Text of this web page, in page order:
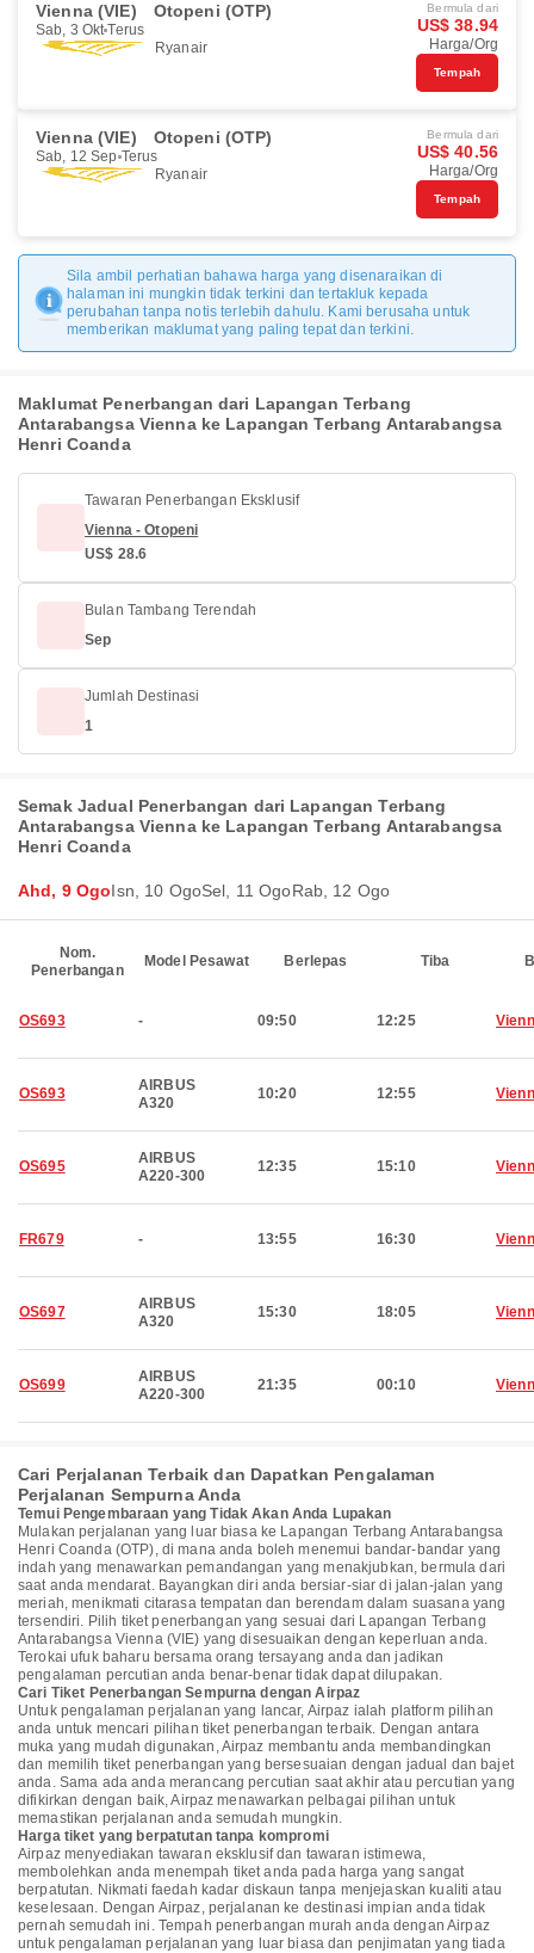
Vienna (VIE) Otopeni (OTP)
Sab, 3 Okt Terus
Ryanair
Bermula dari
US$ 38.94
Harga/Org
Tempah
Vienna (VIE) Otopeni (OTP)
Sab, 12 Sep Terus
Ryanair
Bermula dari
US$ 40.56
Harga/Org
Tempah
Sila ambil perhatian bahawa harga yang disenaraikan di
halaman ini mungkin tidak terkini dan tertakluk kepada
perubahan tanpa notis terlebih dahulu. Kami berusaha untuk
memberikan maklumat yang paling tepat dan terkini.
Maklumat Penerbangan dari Lapangan Terbang
Antarabangsa Vienna ke Lapangan Terbang Antarabangsa
Henri Coanda
Tawaran Penerbangan Eksklusif
Vienna - Otopeni
US$ 28.6
Bulan Tambang Terendah
Sep
Jumlah Destinasi
1
Semak Jadual Penerbangan dari Lapangan Terbang
Antarabangsa Vienna ke Lapangan Terbang Antarabangsa
Henri Coanda
Ahd, 9 OgoIsn, 10 OgoSel, 11 OgoRab, 12 Ogo
Nom.
Penerbangan
Model Pesawat Berlepas Tiba
OS693 - 09:50 12:25
OS693
AIRBUS
A320
10:20 12:55
OS695
AIRBUS
A220-300
12:35 15:10
FR679 - 13:55 16:30
OS697
AIRBUS
A320
15:30 18:05
OS699
AIRBUS
A220-300
21:35 00:10
Cari Perjalanan Terbaik dan Dapatkan Pengalaman
Perjalanan Sempurna Anda
Temui Pengembaraan yang Tidak Akan Anda Lupakan
Mulakan perjalanan yang luar biasa ke Lapangan Terbang Antarabangsa
Henri Coanda (OTP), di mana anda boleh menemui bandar-bandar yang
indah yang menawarkan pemandangan yang menakjubkan, bermula dari
saat anda mendarat. Bayangkan diri anda bersiar-siar di jalan-jalan yang
meriah, menikmati citarasa tempatan dan berendam dalam suasana yang
tersendiri. Pilih tiket penerbangan yang sesuai dari Lapangan Terbang
Antarabangsa Vienna (VIE) yang disesuaikan dengan keperluan anda.
Terokai ufuk baharu bersama orang tersayang anda dan jadikan
pengalaman percutian anda benar-benar tidak dapat dilupakan.
Cari Tiket Penerbangan Sempurna dengan Airpaz
Untuk pengalaman perjalanan yang lancar, Airpaz ialah platform pilihan
anda untuk mencari pilihan tiket penerbangan terbaik. Dengan antara
muka yang mudah digunakan, Airpaz membantu anda membandingkan
dan memilih tiket penerbangan yang bersesuaian dengan jadual dan bajet
anda. Sama ada anda merancang percutian saat akhir atau percutian yang
difikirkan dengan baik, Airpaz menawarkan pelbagai pilihan untuk
memastikan perjalanan anda semudah mungkin.
Harga tiket yang berpatutan tanpa kompromi
Airpaz menyediakan tawaran eksklusif dan tawaran istimewa,
membolehkan anda menempah tiket anda pada harga yang sangat
berpatutan. Nikmati faedah kadar diskaun tanpa menjejaskan kualiti atau
keselesaan. Dengan Airpaz, perjalanan ke destinasi impian anda tidak
pernah semudah ini. Tempah penerbangan murah anda dengan Airpaz
untuk pengalaman perjalanan yang luar biasa dan penjimatan yang tiada